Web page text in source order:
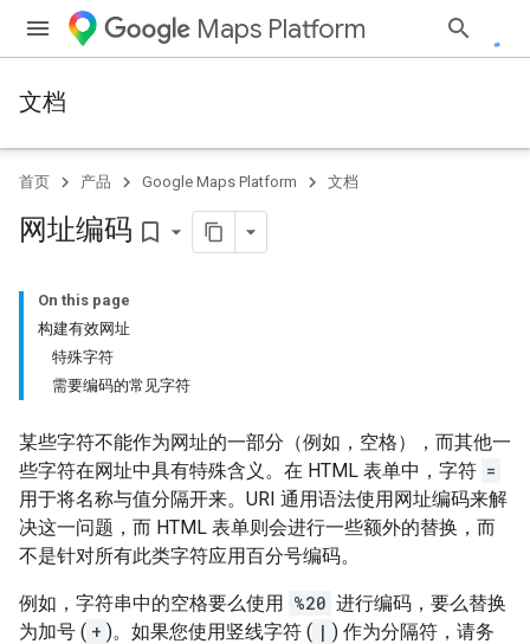
Maps Platform
文档
首页 产品 Google Maps Platform 文档
网址编码 bookmark_border
On this page
构建有效网址
特殊字符
需要编码的常见字符
某些字符不能作为网址的一部分（例如，空格），而其他一
些字符在网址中具有特殊含义。在 HTML 表单中，字符 =
用于将名称与值分隔开来。URI 通用语法使用网址编码来解
决这一问题，而 HTML 表单则会进行一些额外的替换，而
不是针对所有此类字符应用百分号编码。
例如，字符串中的空格要么使用 %20 进行编码，要么替换
为加号 ( + )。如果您使用竖线字符 ( | ) 作为分隔符，请务